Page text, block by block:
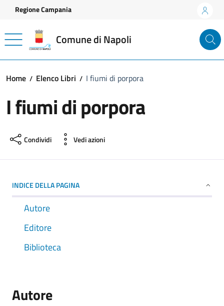
Vai ai contenuti
Vai al footer
Regione Campania
Comune di Napoli
Home Elenco Libri I fiumi di porpora
I fiumi di porpora
Condividi Vedi azioni
INDICE DELLA PAGINA
Autore
Editore
Biblioteca
Autore